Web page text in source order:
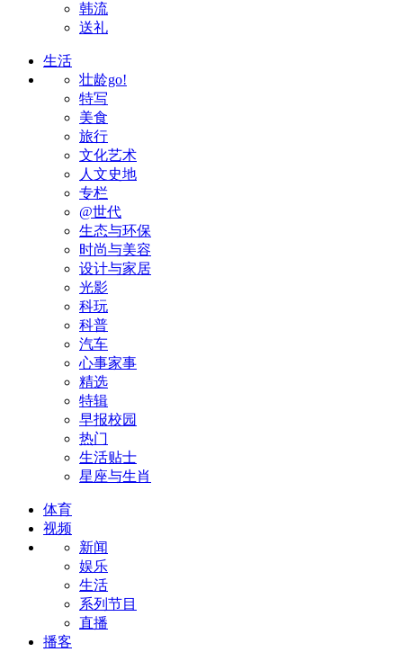
韩流
送礼
生活
壮龄go!
特写
美食
旅行
文化艺术
人文史地
专栏
@世代
生态与环保
时尚与美容
设计与家居
光影
科玩
科普
汽车
心事家事
精选
特辑
早报校园
热门
生活贴士
星座与生肖
体育
视频
新闻
娱乐
生活
系列节目
直播
播客